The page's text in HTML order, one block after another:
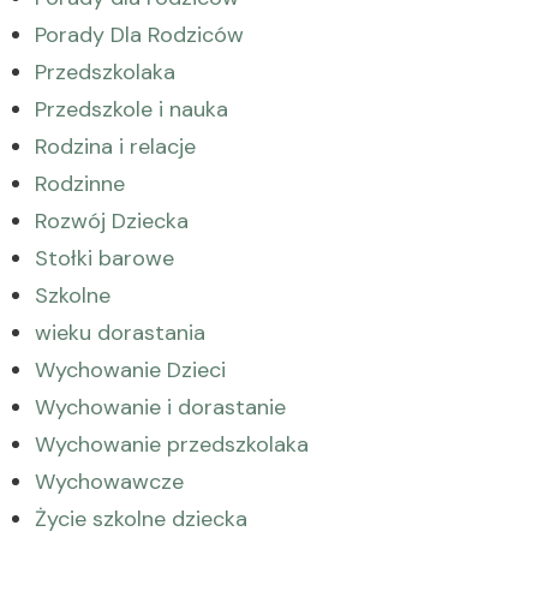
Porady Dla Rodziców
Przedszkolaka
Przedszkole i nauka
Rodzina i relacje
Rodzinne
Rozwój Dziecka
Stołki barowe
Szkolne
wieku dorastania
Wychowanie Dzieci
Wychowanie i dorastanie
Wychowanie przedszkolaka
Wychowawcze
Życie szkolne dziecka